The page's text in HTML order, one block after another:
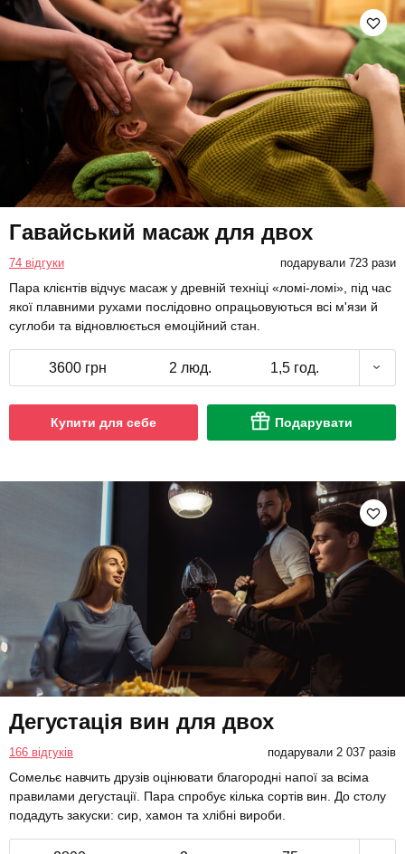
Гавайський масаж для двох
74 відгуки подарували 723 рази
Пара клієнтів відчує масаж у древній техніці «ломі-ломі», під час
якої плавними рухами послідовно опрацьовуються всі м'язи й
суглоби та відновлюється емоційний стан.
3600 грн 2 люд. 1,5 год.
Купити для себе Подарувати
Дегустація вин для двох
166 відгуків подарували 2 037 разів
Сомельє навчить друзів оцінювати благородні напої за всіма
правилами дегустації. Пара спробує кілька сортів вин. До столу
подадуть закуски: сир, хамон та хлібні вироби.